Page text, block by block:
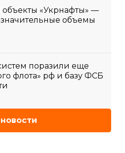
объекты «Укрнафты» —
объемы
поразили еще
флота» рф и базу ФСБ